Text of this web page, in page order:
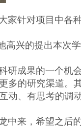
针对项目中各
高兴的提出本
成果的一个
的研究渠道
、有思考的
来，希望之后